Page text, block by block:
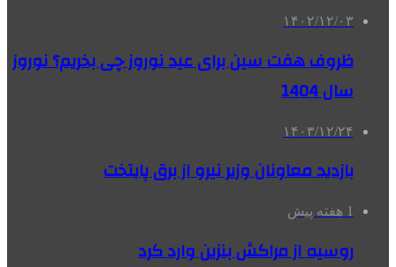
۱۴۰۲/۱۲/۰۳
ظروف هفت سین برای عید نوروز چی بخریم؟ نوروز
سال 1404
۱۴۰۳/۱۲/۲۴
بازدید معاونان وزیر نیرو از برق پایتخت
1 هفته پیش
روسیه از مراکش بنزین وارد کرد